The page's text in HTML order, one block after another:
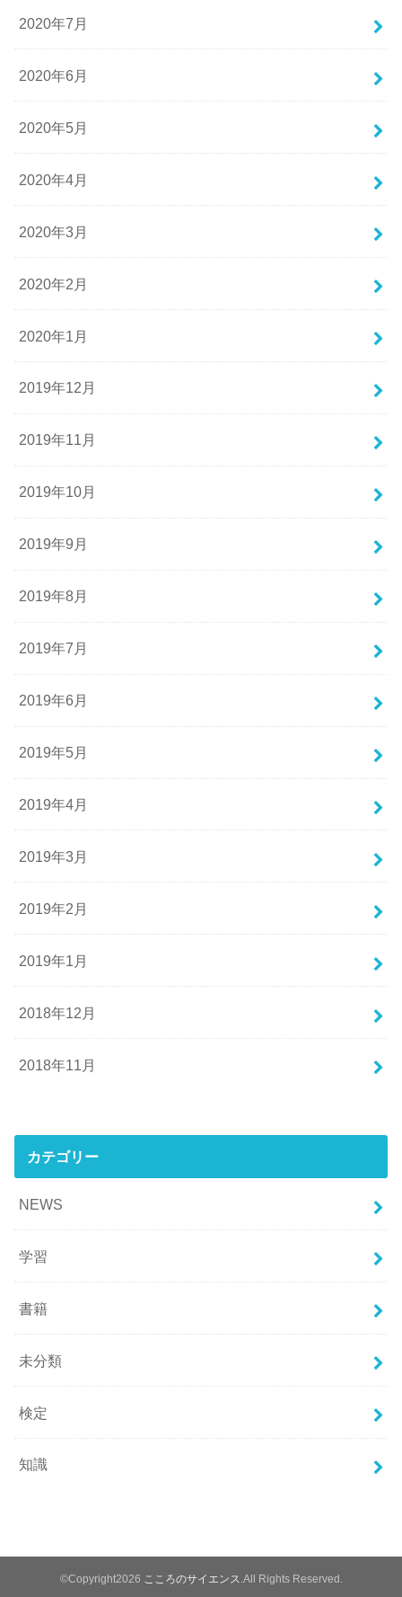
2020年7月
2020年6月
2020年5月
2020年4月
2020年3月
2020年2月
2020年1月
2019年12月
2019年11月
2019年10月
2019年9月
2019年8月
2019年7月
2019年6月
2019年5月
2019年4月
2019年3月
2019年2月
2019年1月
2018年12月
2018年11月
カテゴリー
NEWS
学習
書籍
未分類
検定
知識
©Copyright2026 こころのサイエンス .All Rights Reserved.